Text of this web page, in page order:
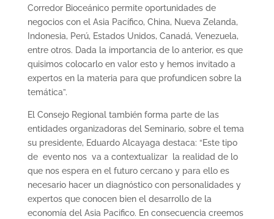
Corredor Bioceánico permite oportunidades de
negocios con el Asia Pacífico, China, Nueva Zelanda,
Indonesia, Perú, Estados Unidos, Canadá, Venezuela,
entre otros. Dada la importancia de lo anterior, es que
quisimos colocarlo en valor esto y hemos invitado a
expertos en la materia para que profundicen sobre la
temática”.
El Consejo Regional también forma parte de las
entidades organizadoras del Seminario, sobre el tema
su presidente, Eduardo Alcayaga destaca: “Este tipo
de evento nos va a contextualizar la realidad de lo
que nos espera en el futuro cercano y para ello es
necesario hacer un diagnóstico con personalidades y
expertos que conocen bien el desarrollo de la
economía del Asia Pacifico. En consecuencia creemos